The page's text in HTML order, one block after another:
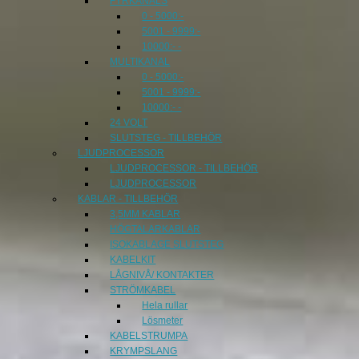
0 - 5000:-
5001 - 9999:-
10000:- -
MULTIKANAL
0 - 5000:-
5001 - 9999:-
10000:- -
24 VOLT
SLUTSTEG - TILLBEHÖR
LJUDPROCESSOR
LJUDPROCESSOR - TILLBEHÖR
LJUDPROCESSOR
KABLAR - TILLBEHÖR
3,5MM KABLAR
HÖGTALARKABLAR
ISOKABLAGE SLUTSTEG
KABELKIT
LÅGNIVÅ/ KONTAKTER
STRÖMKABEL
Hela rullar
Lösmeter
KABELSTRUMPA
KRYMPSLANG